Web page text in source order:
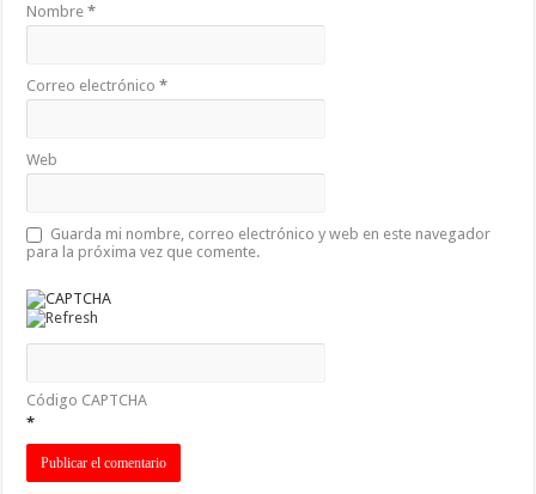
Nombre*
Correo electrónico*
Web
Guarda mi nombre, correo electrónico y web en este navegador
para la próxima vez que comente.
Código CAPTCHA
*